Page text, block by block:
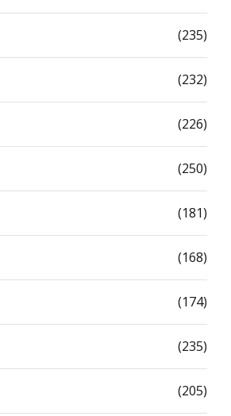
(235)
(232)
(226)
(250)
(181)
(168)
(174)
(235)
(205)